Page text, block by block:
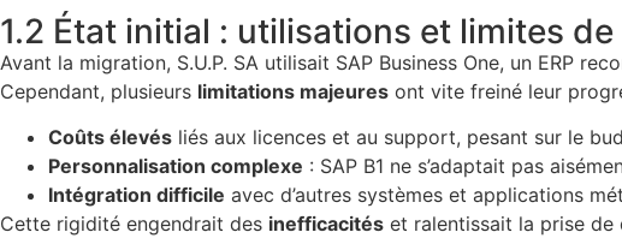
1.2 État initial : utilisations et limites de
Avant la migration, S.U.P. SA utilisait SAP Business One, un ERP
Cependant, plusieurs limitations majeures ont vite freiné leur
Coûts élevés liés aux licences et au support, pesant sur le
Personnalisation complexe : SAP B1 ne s’adaptait pas
Intégration difficile avec d’autres systèmes et applications
Cette rigidité engendrait des inefficacités et ralentissait la prise de